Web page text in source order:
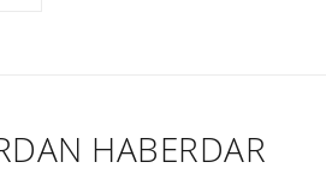
HABERDAR